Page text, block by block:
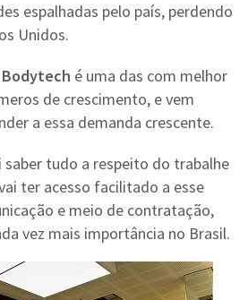
espalhadas pelo país, perdendo
Unidos.
Bodytech é uma das com melhor
de crescimento, e vem
a essa demanda crescente.
saber tudo a respeito do trabalhe
ter acesso facilitado a esse
e meio de contratação,
vez mais importância no Brasil.